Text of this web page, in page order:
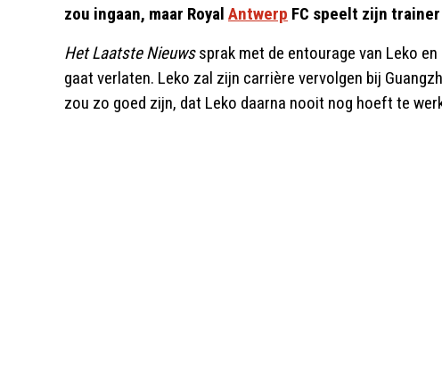
zou ingaan, maar Royal Antwerp FC speelt zijn
Het Laatste Nieuwssprak met de entourage van Leko
gaat verlaten. Leko zal zijn carrière vervolgen bij
zou zo goed zijn, dat Leko daarna nooit nog hoeft te